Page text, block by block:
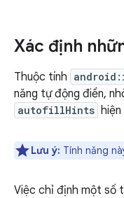
Xác định
Thuộc tính
năng tự động điền,
autofillHints
Lưu ý: Tính năng
Việc chỉ định một số